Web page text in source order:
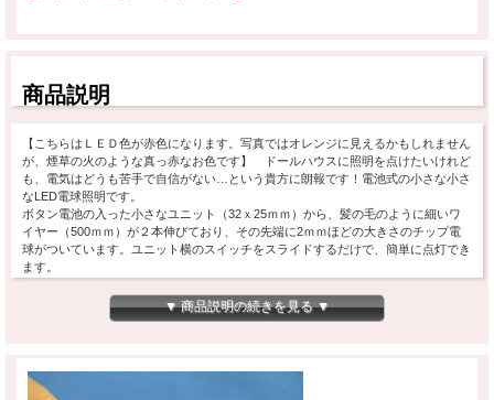
商品説明
【こちらはＬＥＤ色が赤色になります。写真ではオレンジに見えるかもしれません
が、煙草の火のような真っ赤なお色です】 ドールハウスに照明を点けたいけれど
も、電気はどうも苦手で自信がない…という貴方に朗報です！電池式の小さな小さ
なLED電球照明です。
ボタン電池の入った小さなユニット（32ｘ25ｍｍ）から、髪の毛のように細いワ
イヤー（500ｍｍ）が２本伸びており、その先端に2ｍｍほどの大きさのチップ電
球がついています。ユニット横のスイッチをスライドするだけで、簡単に点灯でき
ます。
個同時連続点灯で約150時間も点灯させられます。ボタン電池は近所のスーパーで
も売っているものですので、交換も容易です。
「ちょっとここに明かりが欲しいんだけど」という時に、ぴったりの商品です！キ
ャビネットのダウンライト、ろうそくの明かり、オリジナルの照明器具…などな
▼ 商品説明の続きを見る ▼